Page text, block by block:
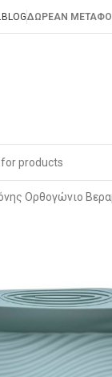
BLOGΔΩΡΕΑΝ
Ορθογώνιο